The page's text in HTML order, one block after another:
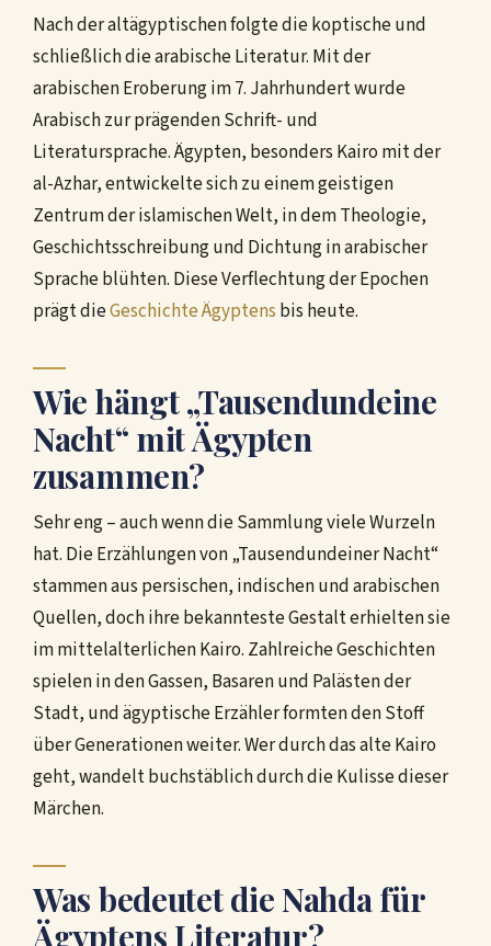
Nach der altägyptischen folgte die koptische und
schließlich die arabische Literatur. Mit der
arabischen Eroberung im 7. Jahrhundert wurde
Arabisch zur prägenden Schrift- und
Literatursprache. Ägypten, besonders Kairo mit der
al-Azhar, entwickelte sich zu einem geistigen
Zentrum der islamischen Welt, in dem Theologie,
Geschichtsschreibung und Dichtung in arabischer
Sprache blühten. Diese Verflechtung der Epochen
prägt dieGeschichte Ägyptens bis heute.
Wie hängt „Tausendundeine
Nacht“ mit Ägypten
zusammen?
Sehr eng – auch wenn die Sammlung viele Wurzeln
hat. Die Erzählungen von „Tausendundeiner Nacht“
stammen aus persischen, indischen und arabischen
Quellen, doch ihre bekannteste Gestalt erhielten sie
im mittelalterlichen Kairo. Zahlreiche Geschichten
spielen in den Gassen, Basaren und Palästen der
Stadt, und ägyptische Erzähler formten den Stoff
über Generationen weiter. Wer durch das alte Kairo
geht, wandelt buchstäblich durch die Kulisse dieser
Märchen.
Was bedeutet die Nahda für
Ägyptens Literatur?